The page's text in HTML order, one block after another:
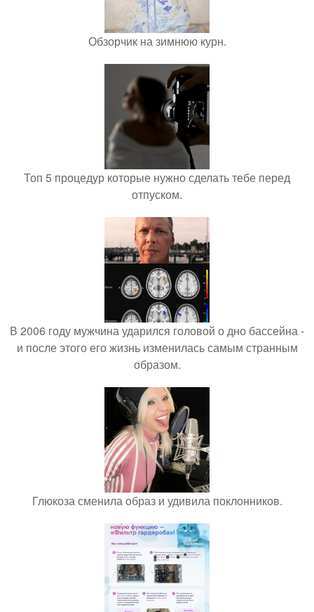
Обзорчик на зимнюю курн.
Топ 5 процедур которые нужно сделать тебе перед
отпуском.
В 2006 году мужчина ударился головой о дно бассейна -
и после этого его жизнь изменилась самым странным
образом.
Глюкоза сменила образ и удивила поклонников.